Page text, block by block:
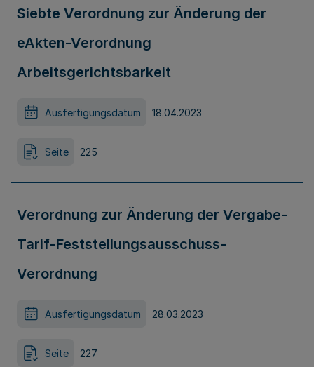
Siebte Verordnung zur Änderung der
eAkten-Verordnung
Arbeitsgerichtsbarkeit
Ausfertigungsdatum 18.04.2023
Seite 225
Verordnung zur Änderung der Vergabe-
Tarif-Feststellungsausschuss-
Verordnung
Ausfertigungsdatum 28.03.2023
Seite 227